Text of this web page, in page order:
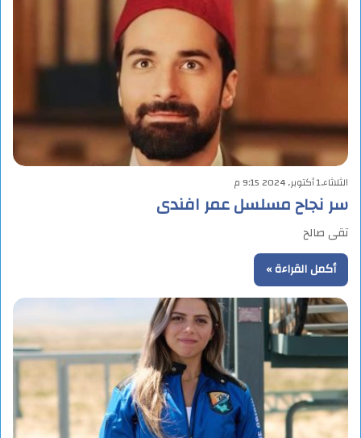
الثلاثاء,1 أكتوبر, 2024 9:15 م
سر نجاح مسلسل عمر افندى
تقى صالح
أكمل القراءة »